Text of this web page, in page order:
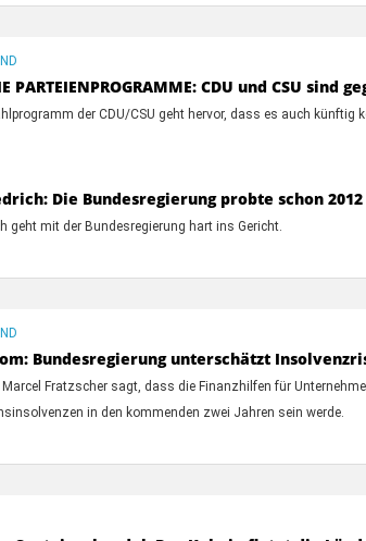
PARTEIENPROGRAMME: CDU und CSU
der CDU/CSU geht hervor, dass es auch künftig
Die Bundesregierung probte schon
geht mit der Bundesregierung hart ins Gericht.
Bundesregierung unterschätzt
Marcel Fratzscher sagt, dass die Finanzhilfen für
in den kommenden zwei Jahren sein werde.